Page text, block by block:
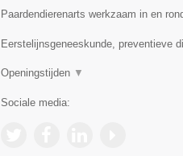
Paardendierenarts werkzaam in en
Eerstelijnsgeneeskunde, preventieve
Openingstijden ▼
Sociale media: